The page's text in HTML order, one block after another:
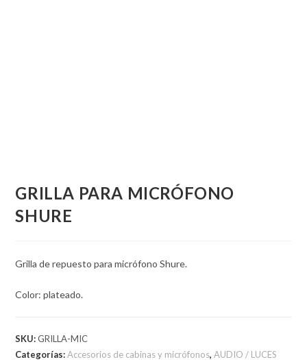
GRILLA PARA MICRÓFONO
SHURE
Grilla de repuesto para micrófono Shure.
Color: plateado.
SKU:GRILLA-MIC
Categorías:Accesorios de cabinas y micrófonos,AUDIO / LUCES